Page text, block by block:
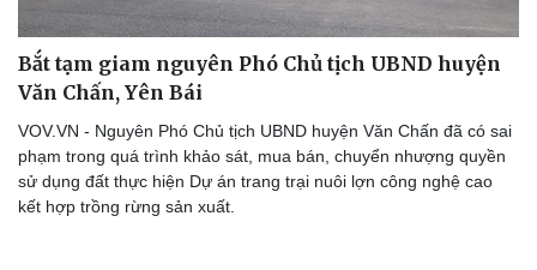
Bắt tạm giam nguyên Phó Chủ tịch UBND huyện
Văn Chấn, Yên Bái
VOV.VN - Nguyên Phó Chủ tịch UBND huyện Văn Chấn đã có sai
phạm trong quá trình khảo sát, mua bán, chuyển nhượng quyền
sử dụng đất thực hiện Dự án trang trại nuôi lợn công nghệ cao
kết hợp trồng rừng sản xuất.